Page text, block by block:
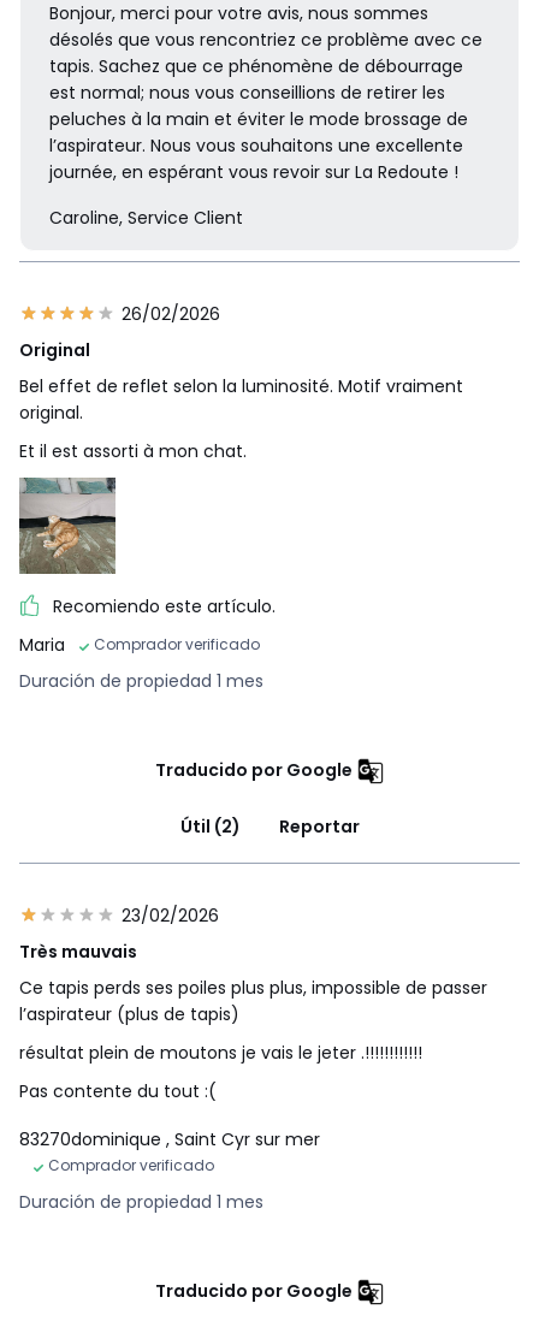
Bonjour, merci pour votre avis, nous sommes
désolés que vous rencontriez ce problème avec ce
tapis. Sachez que ce phénomène de débourrage
est normal; nous vous conseillions de retirer les
peluches à la main et éviter le mode brossage de
l’aspirateur. Nous vous souhaitons une excellente
journée, en espérant vous revoir sur La Redoute !
Caroline, Service Client
26/02/2026
Original
Bel effet de reflet selon la luminosité. Motif vraiment
original.
Et il est assorti à mon chat.
Recomiendo este artículo.
Maria
Comprador verificado
Duración de propiedad 1 mes
Traducido por Google
Útil (2) Reportar
23/02/2026
Très mauvais
Ce tapis perds ses poiles plus plus, impossible de passer
l’aspirateur (plus de tapis)
résultat plein de moutons je vais le jeter .!!!!!!!!!!!!
Pas contente du tout :(
83270dominique , Saint Cyr sur mer
Comprador verificado
Duración de propiedad 1 mes
Traducido por Google